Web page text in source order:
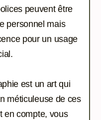
peuvent être
personnel mais
pour un usage
est un art qui
méticuleuse de ces
en compte, vous